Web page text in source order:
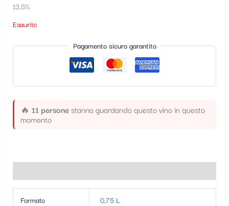
13,5%
Esaurito
Pagamento sicuro garantito
🔥 11 personestanno guardando questo vino in questo
momento
Formato 0,75 L
t
e
g